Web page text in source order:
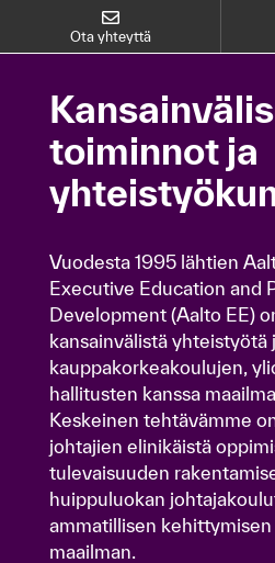
Ota yhteyttä
ja
Executive Education and
Development (Aalto EE)
kansainvälistä
kauppakorkeakoulujen,
hallitusten kanssa
Keskeinen tehtävämme
johtajien elinikäistä
tulevaisuuden
huippuluokan
ammatillisen
maailman.
toiminnot ja
Vuodesta 1995 lähtien
Executive Education and
Development (Aalto EE)
kansainvälistä yhteistyötä
kauppakorkeakoulujen,
hallitusten kanssa
Keskeinen tehtävämme
johtajien elinikäistä
tulevaisuuden
huippuluokan
ammatillisen
maailman.